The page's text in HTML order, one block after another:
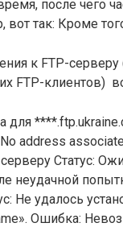
после чего
вот так: Кроме
к FTP-
FTP-клиентов)
address
Статус:
неудачной
Не удалось
Ошибка: